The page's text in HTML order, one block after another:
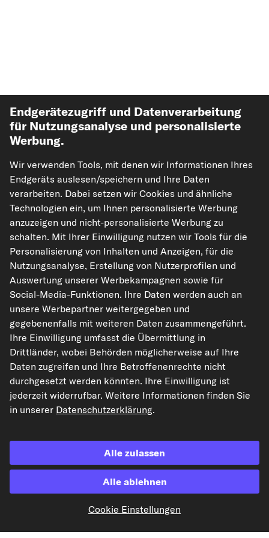
Top Automarken
Top Produkte
Mehr von kfzteile24
Hilfe & Support
Rechtliches
Akzeptierte Zahlungsarten
Unsere Versandpartner
carpardoo.nl
Endgerätezugriff und Datenverarbeitung
für Nutzungsanalyse und personalisierte
Werbung.
Wir verwenden Tools, mit denen wir Informationen Ihres
Endgeräts auslesen/speichern und Ihre Daten
verarbeiten. Dabei setzen wir Cookies und ähnliche
Technologien ein, um Ihnen personalisierte Werbung
anzuzeigen und nicht-personalisierte Werbung zu
schalten. Mit Ihrer Einwilligung nutzen wir Tools für die
Personalisierung von Inhalten und Anzeigen, für die
Nutzungsanalyse, Erstellung von Nutzerprofilen und
Auswertung unserer Werbekampagnen sowie für
Social-Media-Funktionen. Ihre Daten werden auch an
unsere Werbepartner weitergegeben und
gegebenenfalls mit weiteren Daten zusammengeführt.
Ihre Einwilligung umfasst die Übermittlung in
Drittländer, wobei Behörden möglicherweise auf Ihre
Daten zugreifen und Ihre Betroffenenrechte nicht
durchgesetzt werden könnten. Ihre Einwilligung ist
jederzeit widerrufbar. Weitere Informationen finden Sie
in unserer Datenschutzerklärung.
Alle zulassen
Alle ablehnen
Cookie Einstellungen